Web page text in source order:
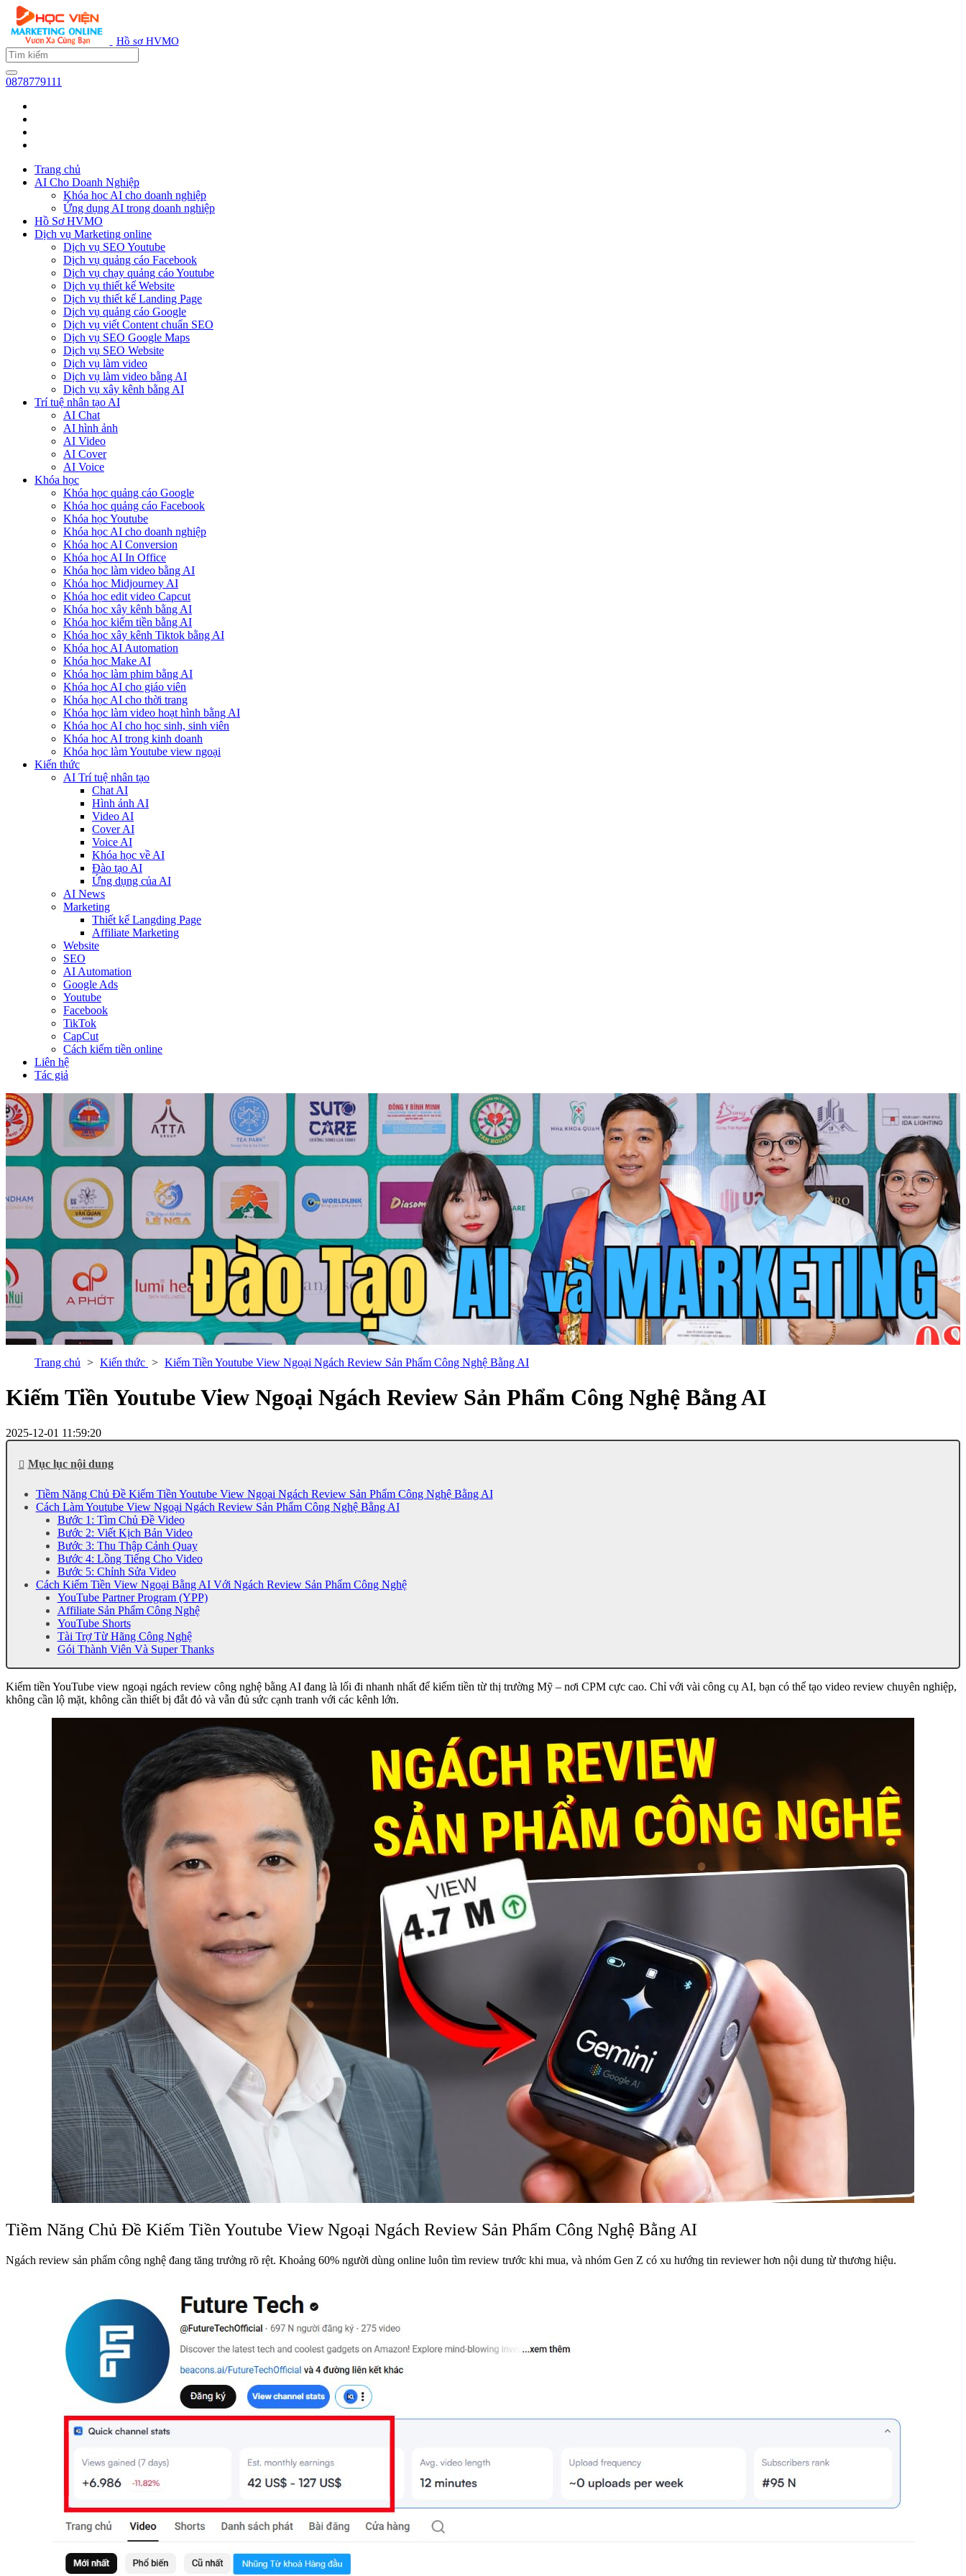
Hồ sơ HVMO
0878779111
Trang chủ
AI Cho Doanh Nghiệp
Khóa học AI cho doanh nghiệp
Ứng dụng AI trong doanh nghiệp
Hồ Sơ HVMO
Dịch vụ Marketing online
Dịch vụ SEO Youtube
Dịch vụ quảng cáo Facebook
Dịch vụ chạy quảng cáo Youtube
Dịch vụ thiết kế Website
Dịch vụ thiết kế Landing Page
Dịch vụ quảng cáo Google
Dịch vụ viết Content chuẩn SEO
Dịch vụ SEO Google Maps
Dịch vụ SEO Website
Dịch vụ làm video
Dịch vụ làm video bằng AI
Dịch vụ xây kênh bằng AI
Trí tuệ nhân tạo AI
AI Chat
AI hình ảnh
AI Video
AI Cover
AI Voice
Khóa học
Khóa học quảng cáo Google
Khóa học quảng cáo Facebook
Khóa học Youtube
Khóa học AI cho doanh nghiệp
Khóa học AI Conversion
Khóa học AI In Office
Khóa học làm video bằng AI
Khóa học Midjourney AI
Khóa học edit video Capcut
Khóa học xây kênh bằng AI
Khóa học kiếm tiền bằng AI
Khóa học xây kênh Tiktok bằng AI
Khóa học AI Automation
Khóa học Make AI
Khóa học làm phim bằng AI
Khóa học AI cho giáo viên
Khóa học AI cho thời trang
Khóa học làm video hoạt hình bằng AI
Khóa học AI cho học sinh, sinh viên
Khóa hoc AI trong kinh doanh
Khóa học làm Youtube view ngoại
Kiến thức
AI Trí tuệ nhân tạo
Chat AI
Hình ảnh AI
Video AI
Cover AI
Voice AI
Khóa học về AI
Đào tạo AI
Ứng dụng của AI
AI News
Marketing
Thiết kế Langding Page
Affiliate Marketing
Website
SEO
AI Automation
Google Ads
Youtube
Facebook
TikTok
CapCut
Cách kiếm tiền online
Liên hệ
Tác giả
Trang chủ Kiến thức Kiếm Tiền Youtube View Ngoại Ngách Review Sản Phẩm Công Nghệ Bằng AI
Kiếm Tiền Youtube View Ngoại Ngách Review Sản Phẩm Công Nghệ Bằng AI
2025-12-01 11:59:20
Mục lục nội dung
Tiềm Năng Chủ Đề Kiếm Tiền Youtube View Ngoại Ngách Review Sản Phẩm Công Nghệ Bằng AI
Cách Làm Youtube View Ngoại Ngách Review Sản Phẩm Công Nghệ Bằng AI
Bước 1: Tìm Chủ Đề Video
Bước 2: Viết Kịch Bản Video
Bước 3: Thu Thập Cảnh Quay
Bước 4: Lồng Tiếng Cho Video
Bước 5: Chỉnh Sửa Video
Cách Kiếm Tiền View Ngoại Bằng AI Với Ngách Review Sản Phẩm Công Nghệ
YouTube Partner Program (YPP)
Affiliate Sản Phẩm Công Nghệ
YouTube Shorts
Tài Trợ Từ Hãng Công Nghệ
Gói Thành Viên Và Super Thanks
Kiếm tiền YouTube view ngoại ngách review công nghệ bằng AI đang là lối đi nhanh nhất để kiếm tiền từ thị trường Mỹ – nơi CPM cực cao. Chỉ với vài công cụ AI, bạn có thể tạo video review chuyên nghiệp,
không cần lộ mặt, không cần thiết bị đắt đỏ và vẫn đủ sức cạnh tranh với các kênh lớn.
Tiềm Năng Chủ Đề Kiếm Tiền Youtube View Ngoại Ngách Review Sản Phẩm Công Nghệ Bằng AI
Ngách review sản phẩm công nghệ đang tăng trưởng rõ rệt. Khoảng 60% người dùng online luôn tìm review trước khi mua, và nhóm Gen Z có xu hướng tin reviewer hơn nội dung từ thương hiệu.